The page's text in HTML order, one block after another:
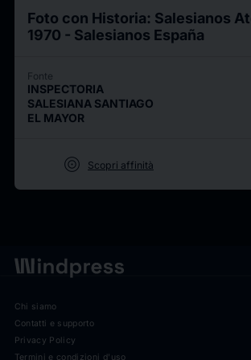
Foto con Historia: Salesianos
1970 - Salesianos España
Fonte
INSPECTORIA
SALESIANA SANTIAGO
EL MAYOR
target Scopri affinità
Chi siamo
Contatti e supporto
Privacy Policy
Termini e condizioni d'uso